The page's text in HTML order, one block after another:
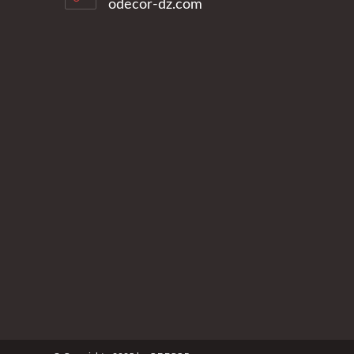
odecor-dz.com